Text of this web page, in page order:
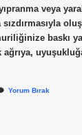
veya
sızdırmasıyla
baskı
Yorum Bırak